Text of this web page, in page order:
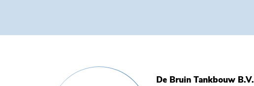
De Bruin Tankbouw B.V.